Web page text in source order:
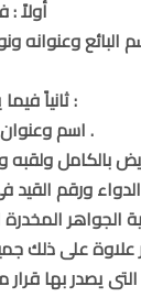
أولاً :
البائع وعنوانه
ثانياً فيما يختص بالمصروف :
( أ ) اسم وعنوان محرر التذكرة .
على ذلك